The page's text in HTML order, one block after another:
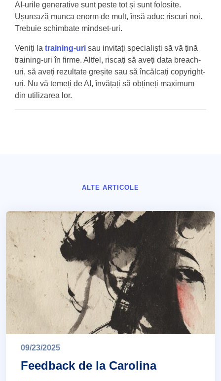
AI-urile generative sunt peste tot și sunt folosite.
Ușurează munca enorm de mult, însă aduc riscuri noi.
Trebuie schimbate mindset-uri.
Veniți la training-uri sau invitați specialiști să vă țină
training-uri în firme. Altfel, riscați să aveți data breach-
uri, să aveți rezultate greșite sau să încălcați copyright-
uri. Nu vă temeți de AI, învățați să obțineți maximum
din utilizarea lor.
ALTE ARTICOLE
09/23/2025
Feedback de la Carolina